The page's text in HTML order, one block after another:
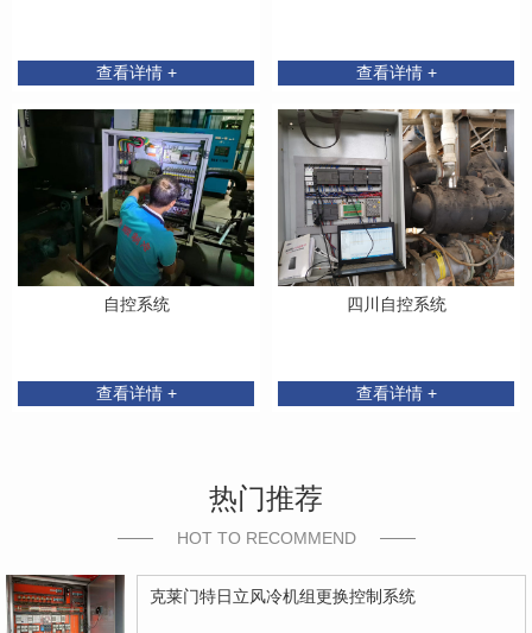
查看详情 + 查看详情 +
自控系统
查看详情 +
四川自控系统
查看详情 +
热门推荐
HOT TO RECOMMEND
克莱门特日立风冷机组更换控制系统